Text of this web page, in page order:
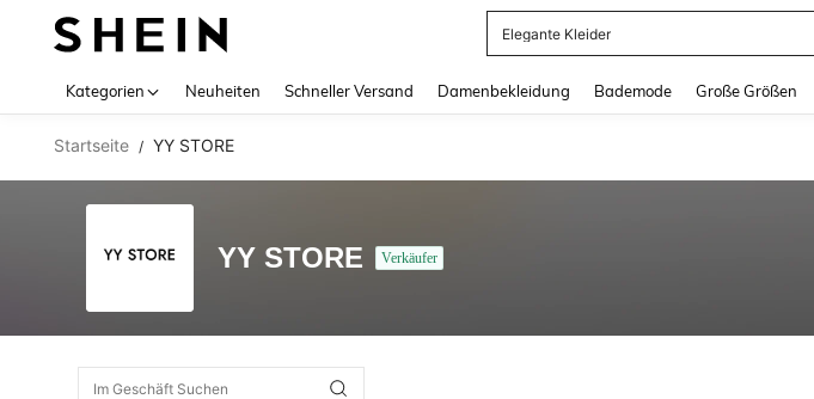
Elegante Kleider
Kategorien Neuheiten Schneller Versand Damenbekleidung Bademode Große Größen
Startseite / YY STORE
YY STORE Verkäufer